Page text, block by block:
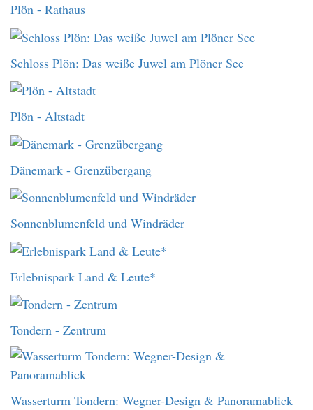
Plön - Rathaus
Schloss Plön: Das weiße Juwel am Plöner See
Plön - Altstadt
Dänemark - Grenzübergang
Sonnenblumenfeld und Windräder
Erlebnispark Land & Leute*
Tondern - Zentrum
Wasserturm Tondern: Wegner-Design & Panoramablick